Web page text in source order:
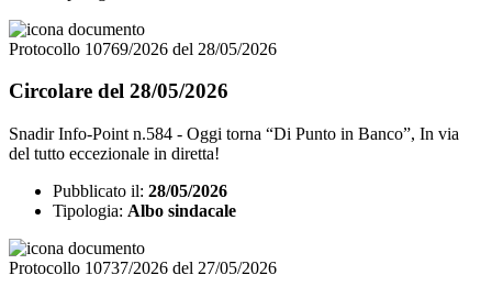
Protocollo 10769/2026 del 28/05/2026
Circolare del 28/05/2026
Snadir Info-Point n.584 - Oggi torna “Di Punto in Banco”, In via
del tutto eccezionale in diretta!
Pubblicato il: 28/05/2026
Tipologia: Albo sindacale
Protocollo 10737/2026 del 27/05/2026